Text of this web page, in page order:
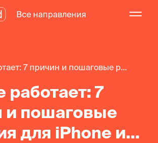
Все направления
7 причин и пошаговые р...
работает: 7
и пошаговые
для iPhone и